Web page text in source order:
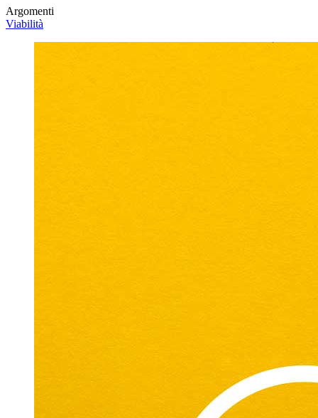
Argomenti
Viabilità